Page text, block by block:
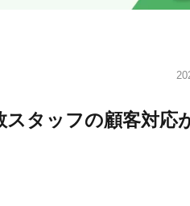
タッフの顧客対応